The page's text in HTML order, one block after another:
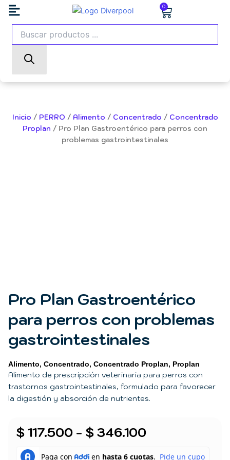
contenido
0
Carrito
Búsqueda
productos
Inicio / PERRO / Alimento / Concentrado / Concentrado
Proplan / Pro Plan Gastroentérico para perros con
problemas gastrointestinales
Pro Plan Gastroentérico
para perros con problemas
gastrointestinales
Alimento, Concentrado, Concentrado Proplan, Proplan
Alimento de prescripción veterinaria para perros con
trastornos gastrointestinales, formulado para favorecer
la digestión y absorción de nutrientes.
$117.500 - $346.100Rango
Plan